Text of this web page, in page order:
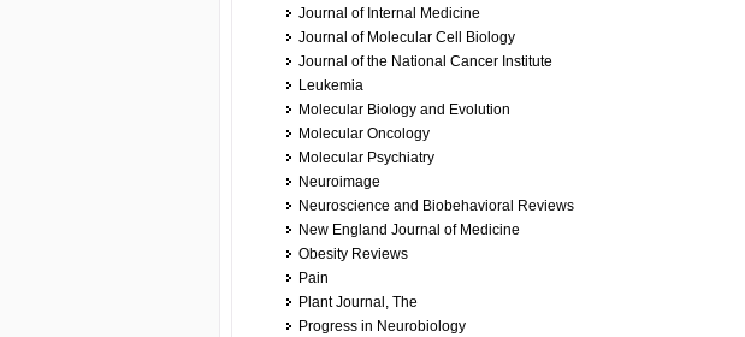
Journal of Internal Medicine
Journal of Molecular Cell Biology
Journal of the National Cancer Institute
Leukemia
Molecular Biology and Evolution
Molecular Oncology
Molecular Psychiatry
Neuroimage
Neuroscience and Biobehavioral Reviews
New England Journal of Medicine
Obesity Reviews
Pain
Plant Journal, The
Progress in Neurobiology